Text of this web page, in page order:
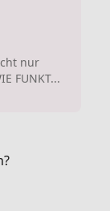
nur
FUNKT...